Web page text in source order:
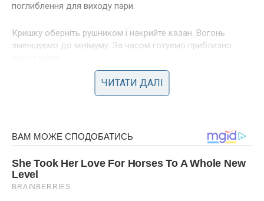
поглиблення для виходу пари.
Кришку оберніть рушником і накрийте казан. Вогонь
зменшуємо до мінімуму. За часом готуємо приблизно
Рис розкладаємо по тарілочках, зверху розподіляємо
начинку з родзинок і кураги, поруч шматочки лаваша.
Фото ілюстративне, з вільних джерел
ЧИТАТИ ДАЛІ